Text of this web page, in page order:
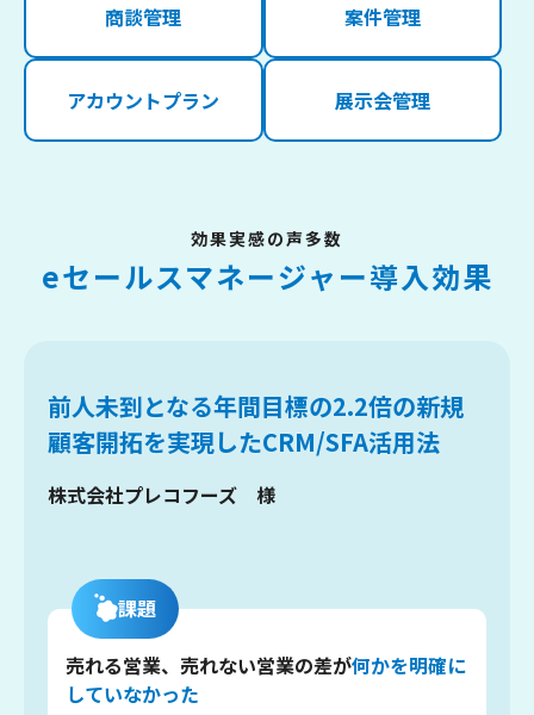
商談管理 案件管理
アカウントプラン 展示会管理
効果実感の声多数
eセールスマネージャー導入効果
前人未到となる年間目標の2.2倍の新規
顧客開拓を実現したCRM/SFA活用法
株式会社プレコフーズ 様
課題
売れる営業、売れない営業の差が何かを明確に
していなかった